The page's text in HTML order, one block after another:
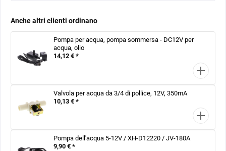
Anche altri clienti ordinano
Pompa per acqua, pompa sommersa - DC12V per
acqua, olio
14,12 € *
Valvola per acqua da 3/4 di pollice, 12V, 350mA
10,13 € *
Pompa dell'acqua 5-12V / XH-D12220 / JV-180A
9,90 € *